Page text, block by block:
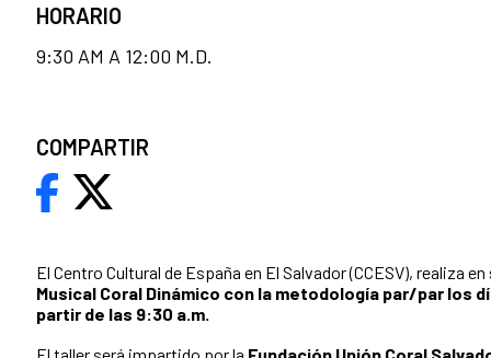
El Centro Cultural de España en El Salvador (CCESV), realiza
Musical Coral Dinámico con la metodología par/par los
partir de las 9:30 a.m.
HORARIO
9:30 AM A 12:00 M.D.
COMPARTIR